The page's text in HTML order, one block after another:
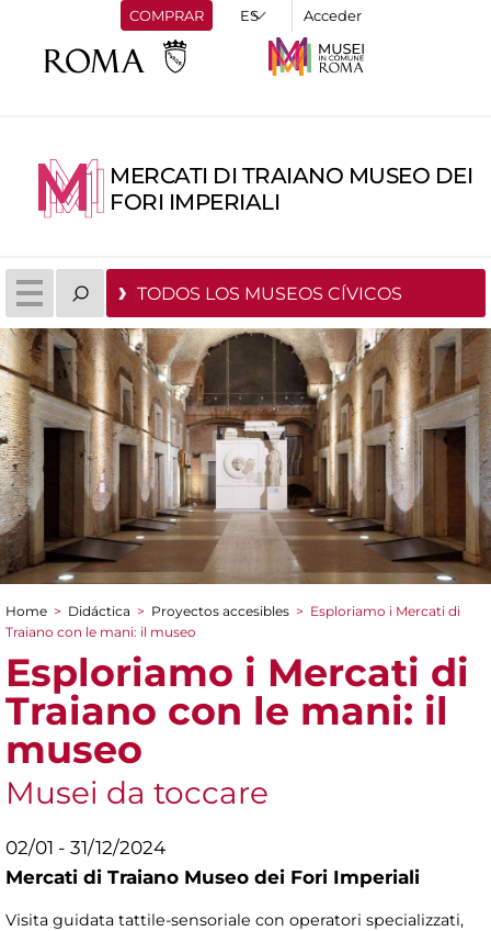
COMPRAR Acceder
MERCATI DI TRAIANO MUSEO DEI
FORI IMPERIALI
TODOS LOS MUSEOS CÍVICOS
You are here
Home > Didáctica > Proyectos accesibles > Esploriamo i Mercati di
Traiano con le mani: il museo
Esploriamo i Mercati di
Traiano con le mani: il
museo
Musei da toccare
02/01 - 31/12/2024
Mercati di Traiano Museo dei Fori Imperiali
Visita guidata tattile-sensoriale con operatori specializzati,